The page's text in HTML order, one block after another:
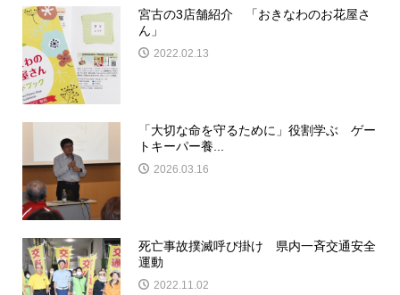
宮古の3店舗紹介 「おきなわのお花屋さ
ん」
2022.02.13
「大切な命を守るために」役割学ぶ ゲー
トキーパー養...
2026.03.16
死亡事故撲滅呼び掛け 県内一斉交通安全
運動
2022.11.02